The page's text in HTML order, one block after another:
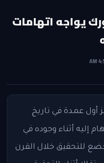
يواجه اتهامات
أول عمدة في تاريخ
إليه أثناء وجوده في
للتحقيق خلال القرن